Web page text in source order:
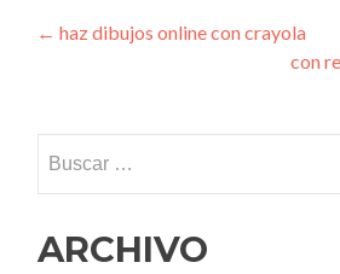
Navegación
entradas
← haz dibujos online con crayola
con
ARCHIVO